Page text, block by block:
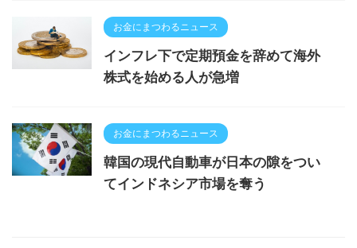
お金にまつわるニュース
インフレ下で定期預金を辞めて海外
株式を始める人が急増
お金にまつわるニュース
韓国の現代自動車が日本の隙をつい
てインドネシア市場を奪う